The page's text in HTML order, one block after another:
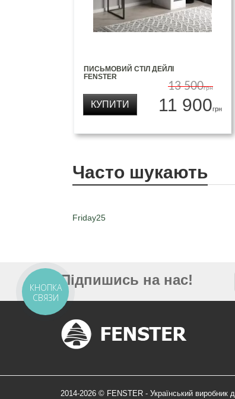
ПИСЬМОВИЙ СТІЛ ДЕЙЛІ
FENSTER
13 500грн
11 900грн
КУПИТИ
Часто шукають
Friday25
Підпишись на нас!
2014-2026 © FENSTER - Український виробник
КНОПКА
СВЯЗИ